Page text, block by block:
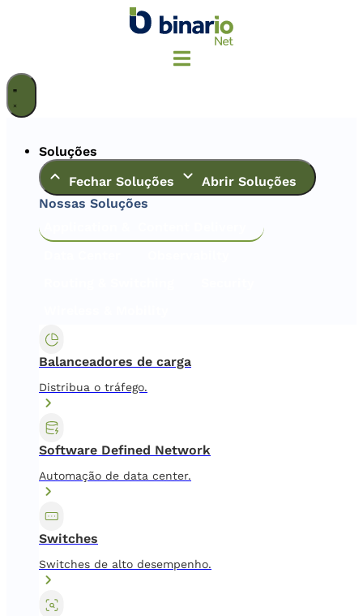
Soluções
Fechar Soluções
Abrir Soluções
Nossas Soluções
Balanceadores de carga
Distribua o tráfego.
Software Defined Network
Automação de data center.
Switches
Switches de alto desempenho.